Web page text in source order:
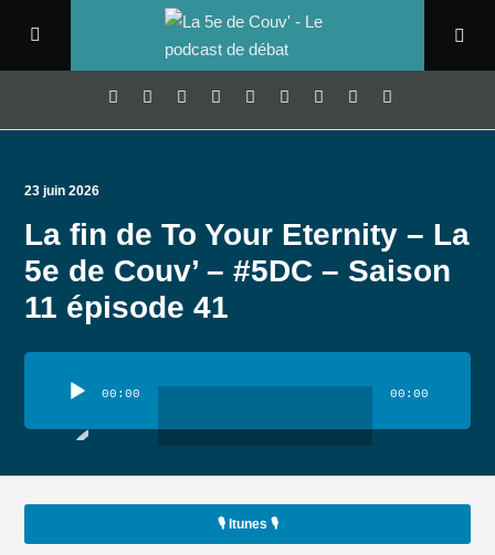
23 juin 2026
La fin de To Your Eternity – La
5e de Couv’ – #5DC – Saison
11 épisode 41
audio
00:00 00:00
🎙️ Itunes 🎙️